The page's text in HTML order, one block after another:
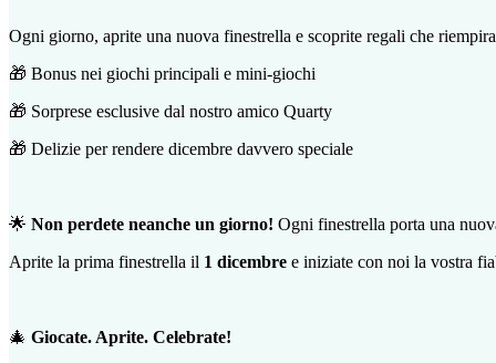
Ogni giorno, aprite una nuova finestrella e scoprite regali che
🎁 Bonus nei giochi principali e mini-giochi
🎁 Sorprese esclusive dal nostro amico Quarty
🎁 Delizie per rendere dicembre davvero speciale
🌟 Non perdete neanche un giorno! Ogni finestrella porta una
Aprite la prima finestrella il 1 dicembre e iniziate con noi la vostra
🎄 Giocate. Aprite. Celebrate!